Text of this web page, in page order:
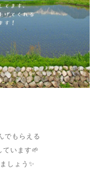
でもらえる
ています🌱
しょう ✨